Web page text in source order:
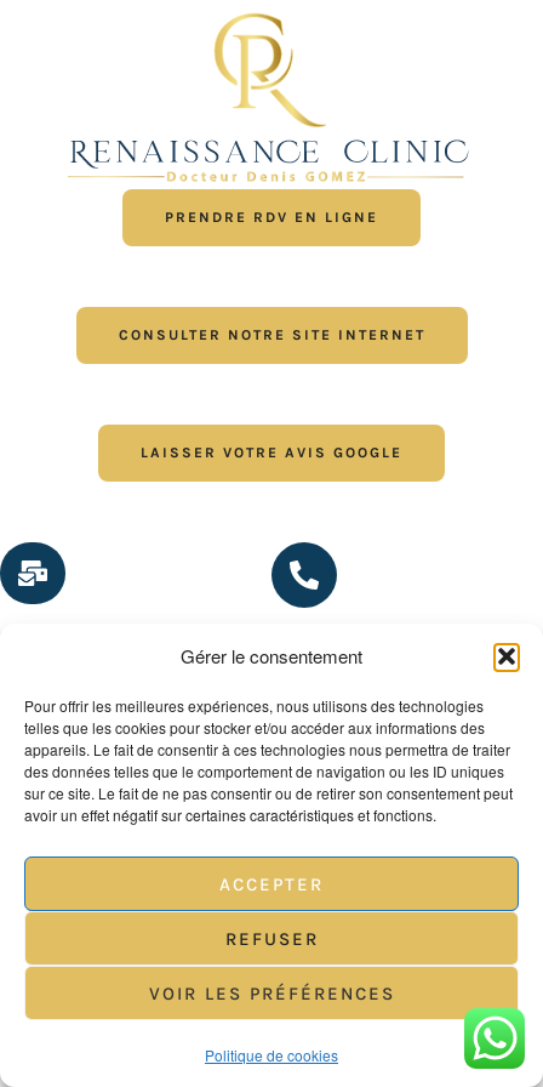
Gérer le consentement
Pour offrir les meilleures expériences, nous utilisons des technologies
telles que les cookies pour stocker et/ou accéder aux informations des
appareils. Le fait de consentir à ces technologies nous permettra de traiter
des données telles que le comportement de navigation ou les ID uniques
sur ce site. Le fait de ne pas consentir ou de retirer son consentement peut
avoir un effet négatif sur certaines caractéristiques et fonctions.
ACCEPTER
REFUSER
VOIR LES PRÉFÉRENCES
Politique de cookies
PRENDRE RDV EN LIGNE
CONSULTER NOTRE SITE INTERNET
LAISSER VOTRE AVIS GOOGLE
4, Boulevard Dubouchage, 06000 NICE